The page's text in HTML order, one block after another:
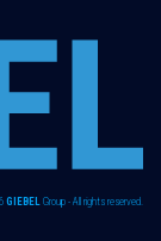
GIEBEL Group - All rights reserved.